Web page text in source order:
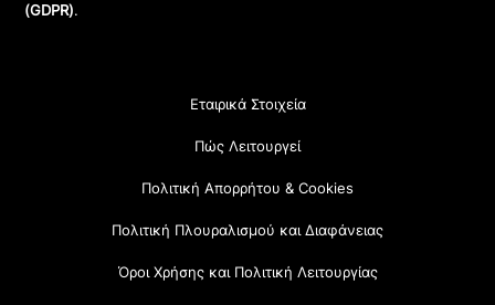
(GDPR).
Εταιρικά Στοιχεία
Πώς Λειτουργεί
Πολιτική Απορρήτου & Cookies
Πολιτική Πλουραλισμού και Διαφάνειας
Όροι Χρήσης και Πολιτική Λειτουργίας